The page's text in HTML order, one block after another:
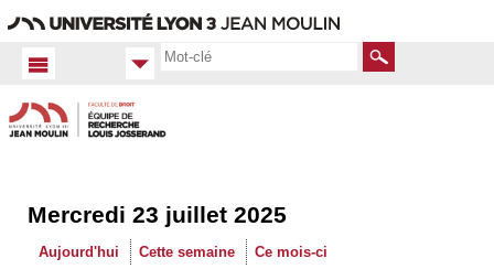
Rechercher
Accueil
Mercredi 23 juillet 2025
Aujourd'hui Cette semaine Ce mois-ci